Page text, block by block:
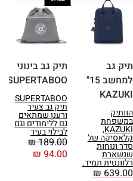
תיק גב
למחשב 15"
KAZUKI
הוותיק
במשפחת
KAZUKI,
קלאסיקה של
סדר ונוחות
שנשארת
רלוונטית תמיד.
₪639.00
תיק גב בינוני
SUPERTABOO
SUPERTABOO
תיק גב צעיר
ורענן שמתאים
גם ללימודים וגם
לבילוי בעיר
₪189.00
₪ 94.00